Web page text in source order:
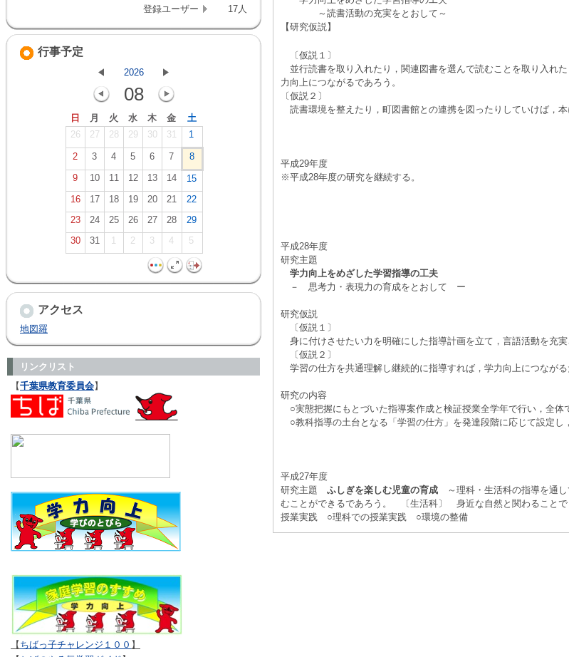
登録ユーザー
17人
行事予定
2026
08
日 月 火 水 木 金
土
26
27 28 29 30 31 1
2 3 4 5 6 7
8
9
10 11 12 13 14
15
16
17 18 19 20 21
22
23
24 25 26 27 28
29
30
31 1 2 3 4 5
アクセス
地図羅
リンクリスト
【千葉県教育委員会】
【 ちばっ子チャレンジ１００ 】
～読書活動の充実をとおして～
【研究仮説】
〔仮説１〕
並行読書を取り入れたり，関連図書を選んで読むことを取り入
力向上につながるであろう。
〔仮説２〕
読書環境を整えたり，町図書館との連携を図ったりしていけば，
平成29年度
※平成28年度の研究を継続する。
平成28年度
研究主題
学力向上をめざした学習指導の工夫
－ 思考力・表現力の育成をとおして ー
研究仮説
〔仮説１〕
身に付けさせたい力を明確にした指導計画を立て，言語活動を充
〔仮説２〕
学習の仕方を共通理解し継続的に指導すれば，学力向上につながる
研究の内容
○実態把握にもとづいた指導案作成と検証授業全学年で行い，全体
○教科指導の土台となる「学習の仕方」を発達段階に応じて設定し
平成27年度
研究主題 ふしぎを楽しむ児童の育成
～理科・生活科の指導を通
むことができるであろう。 〔生活科〕 身近な自然と関わること
授業実践 ○理科での授業実践 ○環境の整備